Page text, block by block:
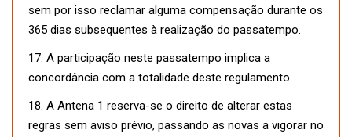
sem por isso reclamar alguma compensação durante os
365 dias subsequentes à realização do passatempo.
17. A participação neste passatempo implica a
concordância com a totalidade deste regulamento.
18. A Antena 1 reserva-se o direito de alterar estas
regras sem aviso prévio, passando as novas a vigorar no